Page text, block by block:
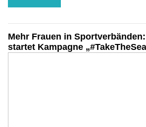
Mehr Frauen in
startet Kampagne